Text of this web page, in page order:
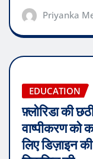
Priyanka
EDUCATION
फ़्लोरिडा की
वाष्पीकरण
लिए डिज़ाइन